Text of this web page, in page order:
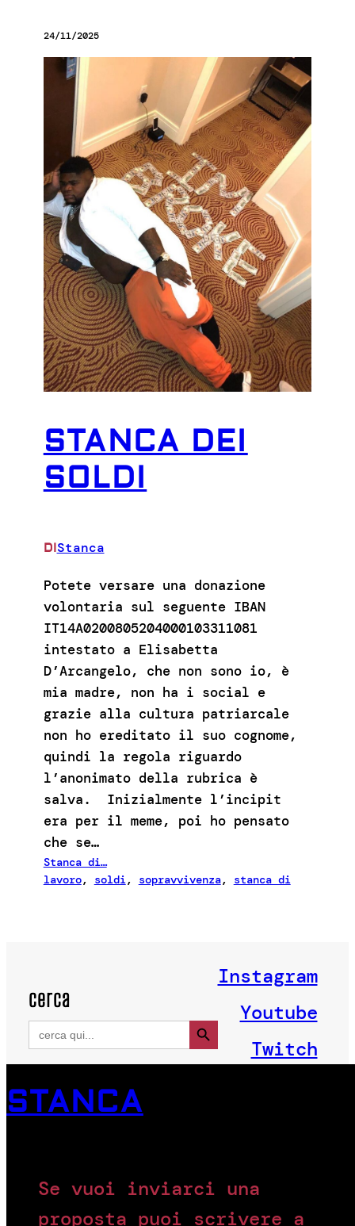
24/11/2025
STANCA DEI
SOLDI
DIStanca
Potete versare una donazione
volontaria sul seguente IBAN
IT14A0200805204000103311081
intestato a Elisabetta
D’Arcangelo, che non sono io, è
mia madre, non ha i social e
grazie alla cultura patriarcale
non ho ereditato il suo cognome,
quindi la regola riguardo
l’anonimato della rubrica è
salva. Inizialmente l’incipit
era per il meme, poi ho pensato
che se…
Stanca di…
lavoro, soldi, sopravvivenza, stanca di
cerca
Search
for:
Search Button
Instagram
Youtube
Twitch
STANCA
Se vuoi inviarci una
proposta puoi scrivere a